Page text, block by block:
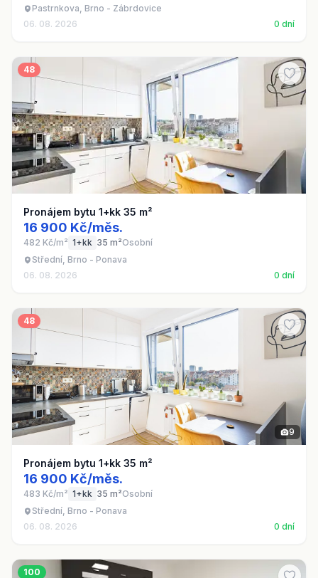
Pastrnkova, Brno - Zábrdovice
06. 08. 2026
0 dní
48
Pronájem bytu 1+kk 35 m²
16 900 Kč/měs.
482 Kč/m² 1+kk 35 m²Osobní
Střední, Brno - Ponava
06. 08. 2026
0 dní
48
9
Pronájem bytu 1+kk 35 m²
16 900 Kč/měs.
483 Kč/m² 1+kk 35 m²Osobní
Střední, Brno - Ponava
06. 08. 2026
0 dní
100